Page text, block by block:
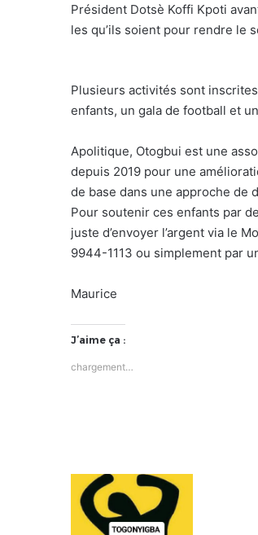
Président Dotsè Koffi Kpoti
les qu’ils soient pour rendre le
Plusieurs activités sont
enfants, un gala de football et
Apolitique, Otogbui est une
depuis 2019 pour une
de base dans une approche de
Pour soutenir ces enfants par
juste d’envoyer l’argent via le
9944-1113 ou simplement par
Maurice
J’aime ça :
chargement…